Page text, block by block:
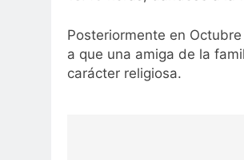
Posteriormente en
a que una amiga de la
carácter religiosa.